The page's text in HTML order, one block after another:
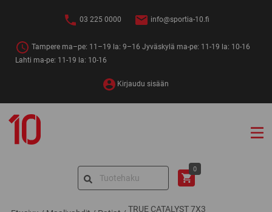
03 225 0000 info@sportia-10.fi
Tampere ma–pe: 11–19 la: 9–16 Jyväskylä ma-pe: 11-19 la: 10-16
Lahti ma-pe: 11-19 la: 10-16
Kirjaudu sisään
10
Search
0
TRUE CATALYST 7X3